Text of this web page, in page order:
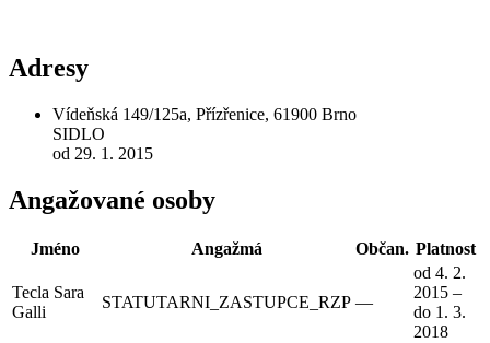
Adresy
Vídeňská 149/125a, Přízřenice, 61900 Brno
SIDLO
od 29. 1. 2015
Angažované osoby
Jméno Angažmá Občan. Platnost
Tecla Sara
Galli
STATUTARNI_ZASTUPCE_RZP —
od 4. 2.
2015 –
do 1. 3.
2018